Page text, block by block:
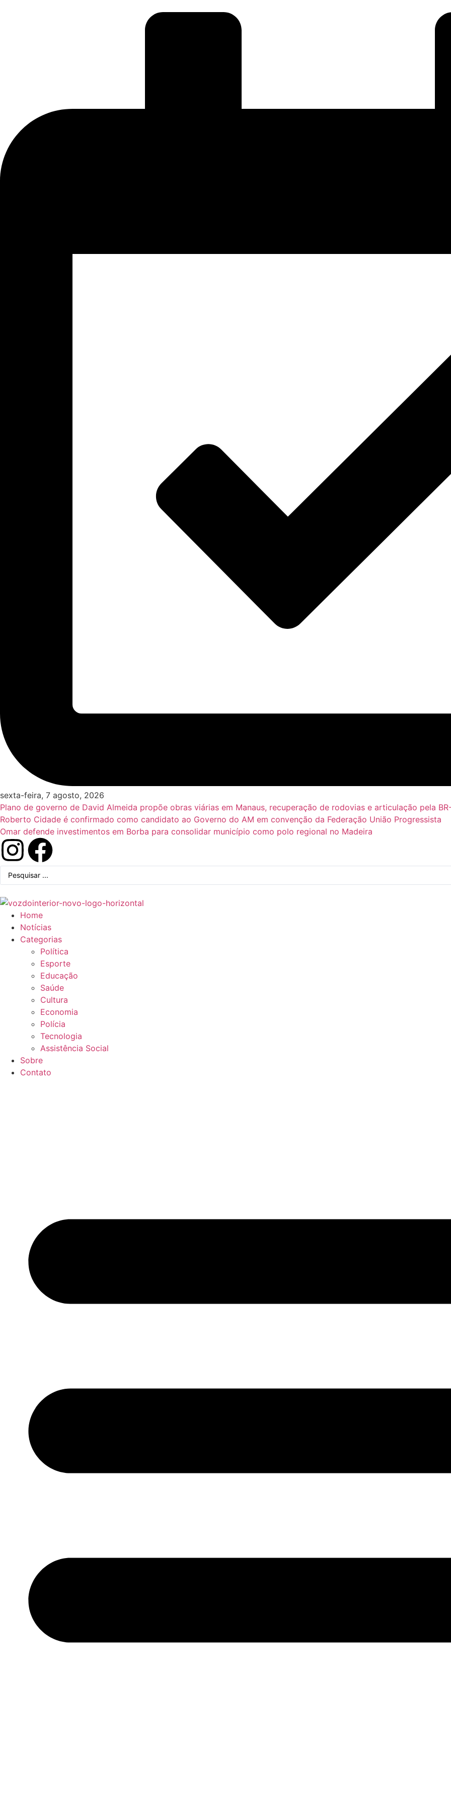
sexta-feira, 7 agosto, 2026
Plano de governo de David Almeida propõe obras viárias em Manaus, recuperação de rodovias e articulação pela
Roberto Cidade é confirmado como candidato ao Governo do AM em convenção da Federação União Progressista
Omar defende investimentos em Borba para consolidar município como polo regional no Madeira
Home
Notícias
Categorias
Política
Esporte
Educação
Saúde
Cultura
Economia
Polícia
Tecnologia
Assistência Social
Sobre
Contato